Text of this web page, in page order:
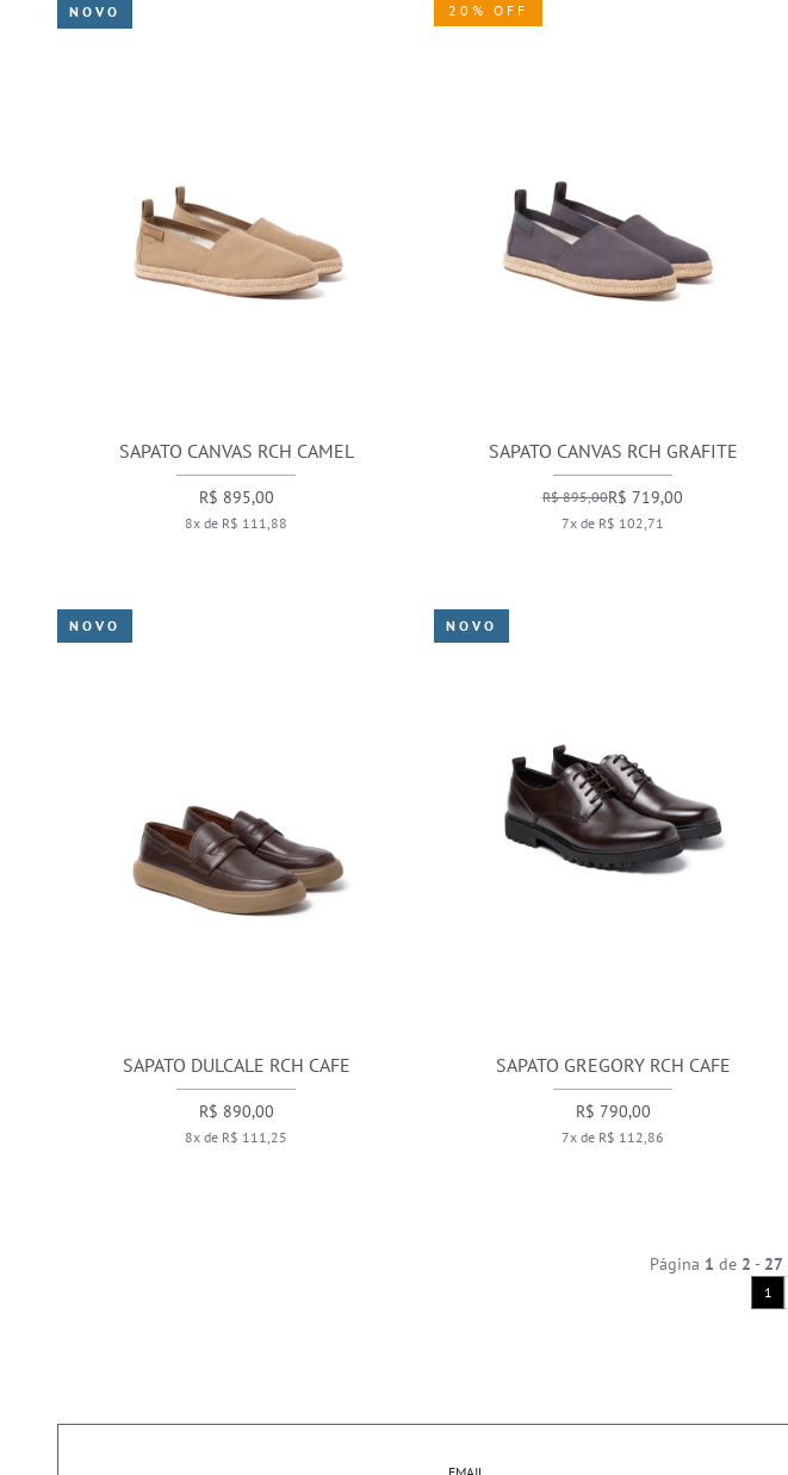
SAPATO CANVAS RCH CAMEL
R$ 895,00
8x de R$ 111,88
NOVO
SAPATO CANVAS RCH GRAFITE
R$ 895,00R$ 719,00
7x de R$ 102,71
20% OFF
SAPATO DULCALE RCH CAFE
R$ 890,00
8x de R$ 111,25
NOVO
SAPATO GREGORY RCH CAFE
R$ 790,00
7x de R$ 112,86
NOVO
Página 1 de 2 - 27
1